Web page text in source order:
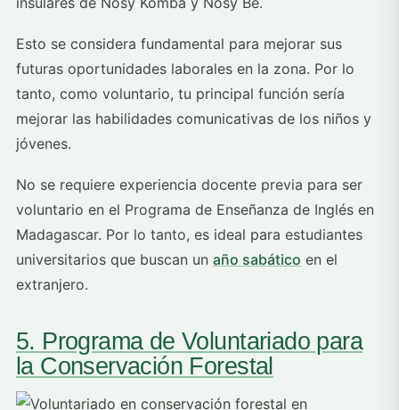
Esto se considera fundamental para mejorar sus
futuras oportunidades laborales en la zona. Por lo
tanto, como voluntario, tu principal función sería
mejorar las habilidades comunicativas de los niños y
jóvenes.
No se requiere experiencia docente previa para ser
voluntario en el Programa de Enseñanza de Inglés en
Madagascar. Por lo tanto, es ideal para estudiantes
universitarios que buscan un año sabático en el
extranjero.
5. Programa de Voluntariado para
la Conservación Forestal